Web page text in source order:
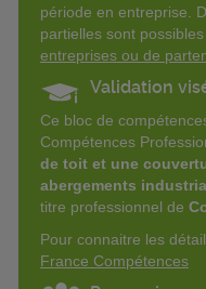
période en entreprise.
partielles sont
entreprises ou de
Validation
Ce bloc de
Compétences
de toit et une
abergements
titre professionnel de
Pour connaitre les
France Compétences